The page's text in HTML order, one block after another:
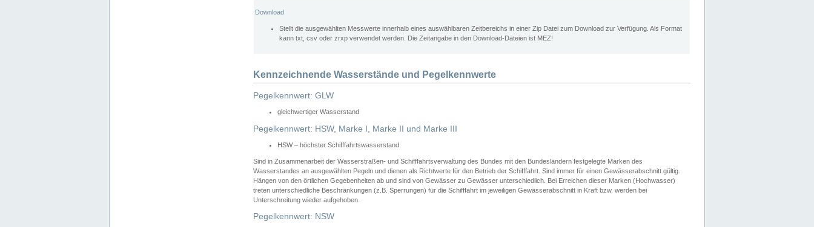
Download
Stellt die ausgewählten Messwerte innerhalb eines auswählbaren Zeitbereichs in einer Zip Datei zum Download zur Verfügung. Als Format
kann txt, csv oder zrxp verwendet werden. Die Zeitangabe in den Download-Dateien ist MEZ!
Kennzeichnende Wasserstände und Pegelkennwerte
Pegelkennwert: GLW
gleichwertiger Wasserstand
Pegelkennwert: HSW, Marke I, Marke II und Marke III
HSW – höchster Schifffahrtswasserstand
Sind in Zusammenarbeit der Wasserstraßen- und Schifffahrtsverwaltung des Bundes mit den Bundesländern festgelegte Marken des
Wasserstandes an ausgewählten Pegeln und dienen als Richtwerte für den Betrieb der Schifffahrt. Sind immer für einen Gewässerabschnitt gültig.
Hängen von den örtlichen Gegebenheiten ab und sind von Gewässer zu Gewässer unterschiedlich. Bei Erreichen dieser Marken (Hochwasser)
treten unterschiedliche Beschränkungen (z.B. Sperrungen) für die Schifffahrt im jeweiligen Gewässerabschnitt in Kraft bzw. werden bei
Unterschreitung wieder aufgehoben.
Pegelkennwert: NSW